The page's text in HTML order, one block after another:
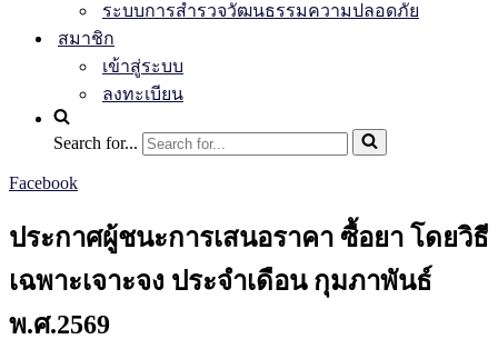
ระบบการสำรวจวัฒนธรรมความปลอดภัย
สมาชิก
เข้าสู่ระบบ
ลงทะเบียน
Search for...
Facebook
ประกาศผู้ชนะการเสนอราคา ซื้อยา โดยวิธี
เฉพาะเจาะจง ประจำเดือน กุมภาพันธ์
พ.ศ.2569